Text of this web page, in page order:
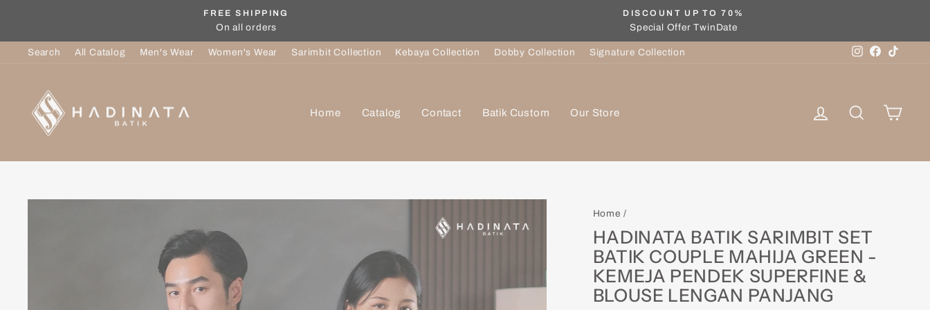
content
slideshow
FREE SHIPPING
On all orders
DISCOUNT UP TO 70%
Special Offer TwinDate
Search All Catalog Men's Wear Women's Wear Sarimbit Collection Kebaya Collection Dobby Collection Signature Collection Instagram
Facebook
Home Catalog Contact Batik Custom Our Store Log in SearchCart
Home /
HADINATA BATIK SARIMBIT SET
BATIK COUPLE MAHIJA GREEN -
KEMEJA PENDEK SUPERFINE &
BLOUSE LENGAN PANJANG